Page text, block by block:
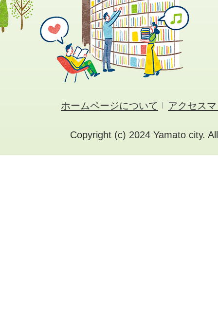
ホームページについて アクセス
Copyright (c) 2024 Yamato city.